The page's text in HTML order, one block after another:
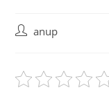
Postanup